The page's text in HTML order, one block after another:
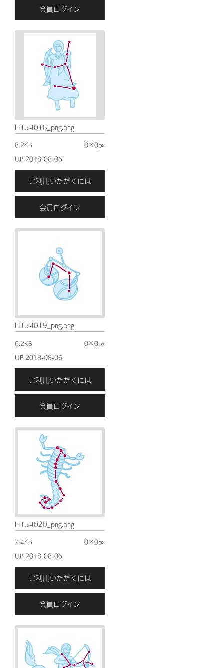
会員ログイン
FI13-I018_png.png
8.2KB
0×0px
UP 2018-08-06
ご利用いただくには
会員ログイン
FI13-I019_png.png
6.2KB
0×0px
UP 2018-08-06
ご利用いただくには
会員ログイン
FI13-I020_png.png
7.4KB
0×0px
UP 2018-08-06
ご利用いただくには
会員ログイン